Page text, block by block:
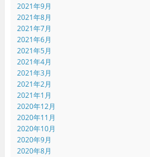
2021年9月
2021年8月
2021年7月
2021年6月
2021年5月
2021年4月
2021年3月
2021年2月
2021年1月
2020年12月
2020年11月
2020年10月
2020年9月
2020年8月